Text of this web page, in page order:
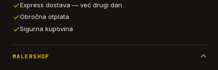
Express dostava — već drugi dan
Obročna otplata
Sigurna kupovina
MALERSHOP